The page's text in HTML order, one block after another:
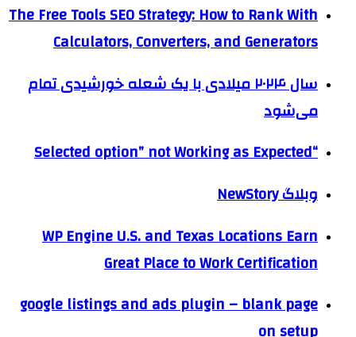
The Free Tools SEO Strategy: How to Rank With
Calculators, Converters, and Generators
سال ۲۰۲۴ میلادی با یک شعله خورشیدی تمام
می‌شود
“Selected option” not Working as Expected
وبلاگ NewStory
WP Engine U.S. and Texas Locations Earn
Great Place to Work Certification
google listings and ads plugin – blank page